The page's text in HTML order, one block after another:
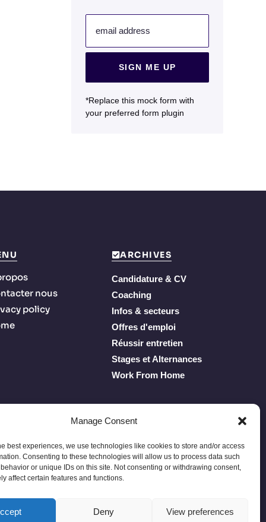
Manage Consent
best experiences, we use technologies like cookies to store and/or access
Consenting to these technologies will allow us to process data such
or unique IDs on this site. Not consenting or withdrawing consent,
affect certain features and functions.
Deny View preferences
email address
SIGN ME UP
*Replace this mock form with
your preferred form plugin
nous
policy
ARCHIVES
Candidature & CV
Coaching
Infos & secteurs
Offres d'emploi
Réussir entretien
Stages et Alternances
Work From Home
Privacy PolicyTerms of Service